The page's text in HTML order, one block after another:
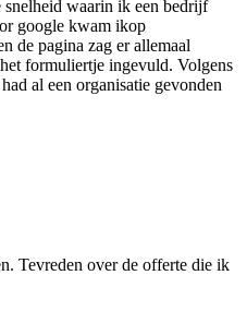
waarin ik een bedrijf
google kwam ikop
de pagina zag er allemaal
formuliertje ingevuld. Volgens
al een organisatie gevonden
Tevreden over de offerte die ik